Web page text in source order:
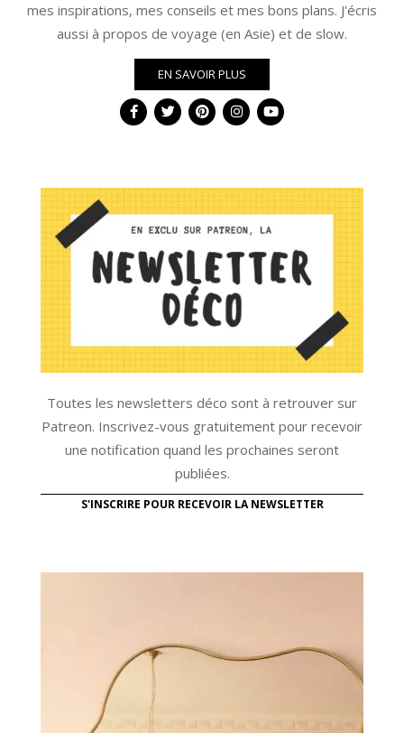
mes inspirations, mes conseils et mes bons plans. J'écris
aussi à propos de voyage (en Asie) et de slow.
EN SAVOIR PLUS
Toutes les newsletters déco sont à retrouver sur
Patreon. Inscrivez-vous gratuitement pour recevoir
une notification quand les prochaines seront
publiées.
S'INSCRIRE POUR RECEVOIR LA NEWSLETTER